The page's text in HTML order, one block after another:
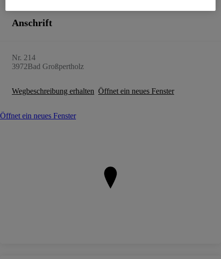
Anschrift
Nr. 214
3972Bad Großpertholz
Wegbeschreibung erhalten Öffnet ein neues Fenster
Öffnet ein neues Fenster